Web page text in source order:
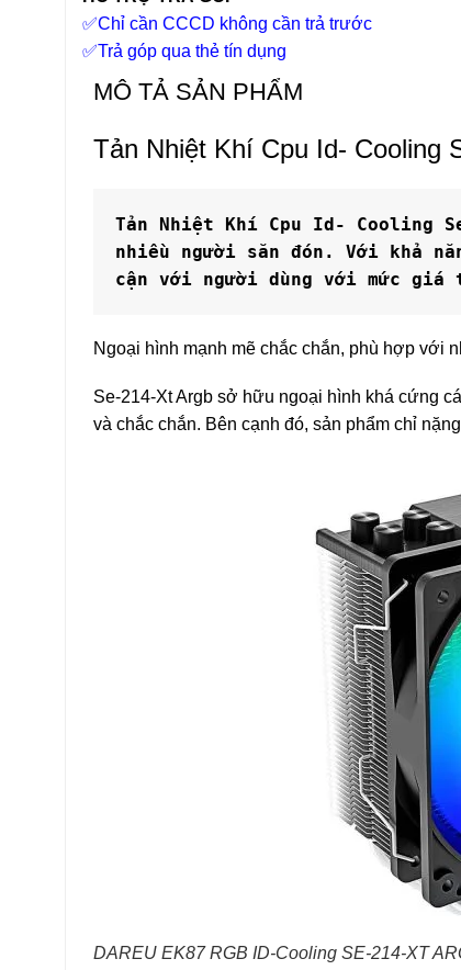
✅Chỉ cần CCCD không cần trả trước
✅Trả góp qua thẻ tín dụng
MÔ TẢ SẢN PHẨM
Tản Nhiệt Khí Cpu Id- Cooling
Tản Nhiệt Khí Cpu Id- Cooling
nhiều người săn đón. Với khả
cận với người dùng với mức giá
Ngoại hình mạnh mẽ chắc chắn, phù hợp với
Se-214-Xt Argb sở hữu ngoại hình khá cứng
và chắc chắn. Bên cạnh đó, sản phẩm chỉ
DAREU EK87 RGB ID-Cooling SE-214-XT